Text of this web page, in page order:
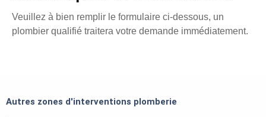
Veuillez à bien remplir le formulaire ci-dessous, un
plombier qualifié traitera votre demande immédiatement.
Autres zones d'interventions plomberie